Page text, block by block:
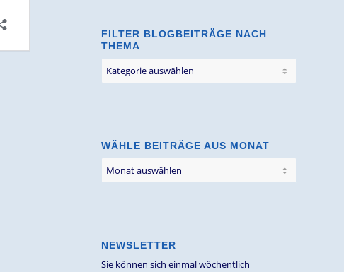
FILTER BLOGBEITRÄGE NACH
THEMA
Blogbeiträge
WÄHLE BEITRÄGE AUS MONAT
NEWSLETTER
Sie können sich einmal wöchentlich